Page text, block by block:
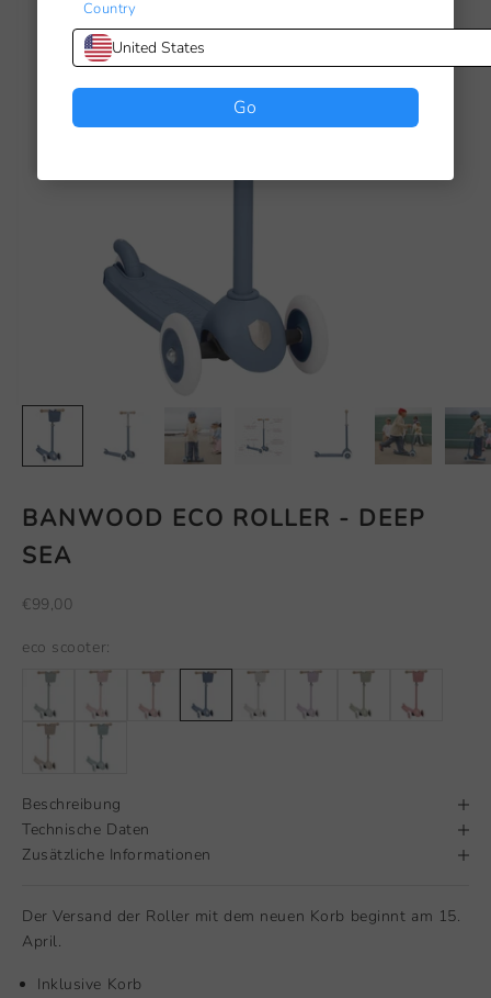
BANWOOD ECO ROLLER - DEEP
SEA
Angebot
€99,00
eco scooter:
Beschreibung
Technische Daten
Zusätzliche Informationen
Der Versand der Roller mit dem neuen Korb beginnt am 15.
April.
Inklusive Korb
Country
United States
Go